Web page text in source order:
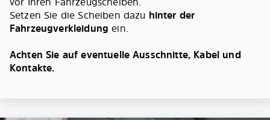
Setzen Sie die Scheiben dazu hinter der
Fahrzeugverkleidung ein.
Achten Sie auf eventuelle Ausschnitte, Kabel und
Kontakte.